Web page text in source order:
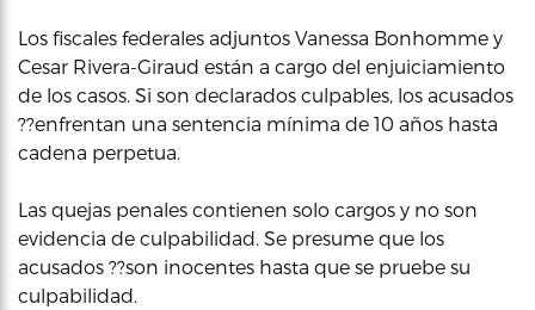
Los fiscales federales adjuntos Vanessa Bonhomme y
Cesar Rivera-Giraud están a cargo del enjuiciamiento
de los casos. Si son declarados culpables, los acusados
??enfrentan una sentencia mínima de 10 años hasta
cadena perpetua.
Las quejas penales contienen solo cargos y no son
evidencia de culpabilidad. Se presume que los
acusados ??son inocentes hasta que se pruebe su
culpabilidad.